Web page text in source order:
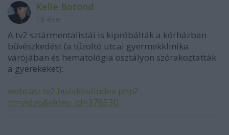
Kelle Botond
A tv2 sztármentalistái is kipróbálták a kórházban
bűvészkedést (a tűzoltó utcai gyermekklinika
várójában és hematológia osztályon szórakoztatták
a gyerekeket):
webcast.tv2.hu/aktiv/index.php?
m=video&video_id=378530